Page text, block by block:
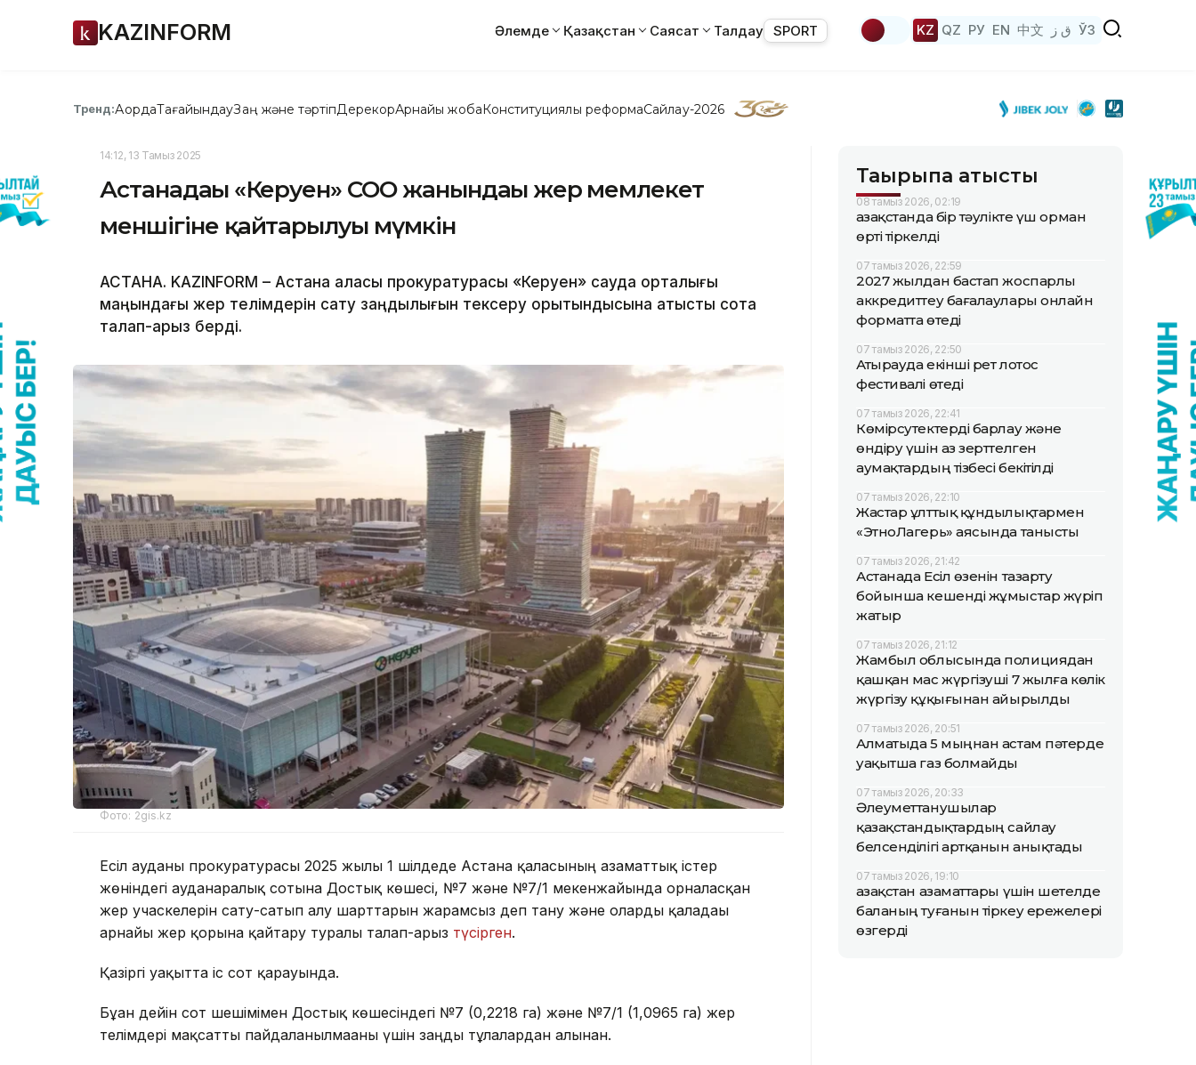
KAZINFORM Әлемде Қазақстан Саясат Талдау SPORT KZ QZ РУ EN 中文 ق ز ЎЗ
Тренд:АқордаТағайындауЗаң және тәртіпДерекқорАрнайы жобаКонституциялық реформаСайлау-2026
14:12, 13 Тамыз 2025
Астанадағы «Керуен» СОО жанындағы жер мемлекет
меншігіне қайтарылуы мүмкін
АСТАНА. KAZINFORM – Астана қаласы прокуратурасы «Керуен» сауда орталығы
маңындағы жер телімдерін сату заңдылығын тексеру қорытындысына қатысты сотқа
талап-арыз берді.
Фото: 2gis.kz
Есіл ауданы прокуратурасы 2025 жылғы 1 шілдеде Астана қаласының азаматтық істер
жөніндегі ауданаралық сотына Достық көшесі, №7 және №7/1 мекенжайында орналасқан
жер учаскелерін сату-сатып алу шарттарын жарамсыз деп тану және оларды қаладағы
арнайы жер қорына қайтару туралы талап-арыз түсірген.
Қазіргі уақытта іс сот қарауында.
Бұған дейін сот шешімімен Достық көшесіндегі №7 (0,2218 га) және №7/1 (1,0965 га) жер
телімдері мақсатты пайдаланылмағаны үшін заңды тұлғалардан алынған.
Тақырыпқа қатысты
08 тамыз 2026, 02:19
Қазақстанда бір тәулікте үш орман
өрті тіркелді
07 тамыз 2026, 22:59
2027 жылдан бастап жоспарлы
аккредиттеу бағалаулары онлайн
форматта өтеді
07 тамыз 2026, 22:50
Атырауда екінші рет лотос
фестивалі өтеді
07 тамыз 2026, 22:41
Көмірсутектерді барлау және
өндіру үшін аз зерттелген
аумақтардың тізбесі бекітілді
07 тамыз 2026, 22:10
Жастар ұлттық құндылықтармен
«ЭтноЛагерь» аясында танысты
07 тамыз 2026, 21:42
Астанада Есіл өзенін тазарту
бойынша кешенді жұмыстар жүріп
жатыр
07 тамыз 2026, 21:12
Жамбыл облысында полициядан
қашқан мас жүргізуші 7 жылға көлік
жүргізу құқығынан айырылды
07 тамыз 2026, 20:51
Алматыда 5 мыңнан астам пәтерде
уақытша газ болмайды
07 тамыз 2026, 20:33
Әлеуметтанушылар
қазақстандықтардың сайлау
белсенділігі артқанын анықтады
07 тамыз 2026, 19:10
Қазақстан азаматтары үшін шетелде
баланың туғанын тіркеу ережелері
өзгерді